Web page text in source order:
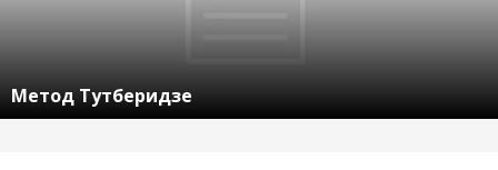
Метод Тутберидзе